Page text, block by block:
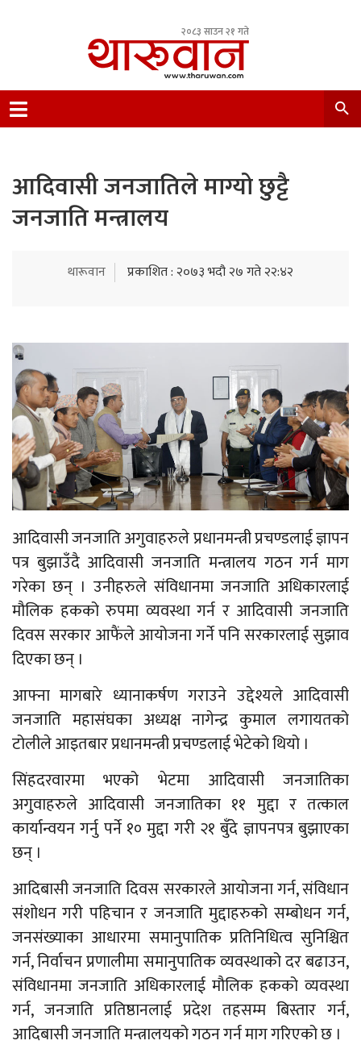
२०८३ साउन २१ गते
Nepal.
आदिवासी जनजातिले माग्यो छुट्टै
जनजाति मन्त्रालय
थारूवान प्रकाशित : २०७३ भदौ २७ गते २२:४२
आदिवासी जनजाति अगुवाहरुले प्रधानमन्त्री प्रचण्डलाई ज्ञापन
पत्र बुझाउँदै आदिवासी जनजाति मन्त्रालय गठन गर्न माग
गरेका छन् । उनीहरुले संविधानमा जनजाति अधिकारलाई
मौलिक हकको रुपमा व्यवस्था गर्न र आदिवासी जनजाति
दिवस सरकार आफैंले आयोजना गर्ने पनि सरकारलाई सुझाव
दिएका छन् ।
आफ्ना मागबारे ध्यानाकर्षण गराउने उद्देश्यले आदिवासी
जनजाति महासंघका अध्यक्ष नागेन्द्र कुमाल लगायतको
टोलीले आइतबार प्रधानमन्त्री प्रचण्डलाई भेटेको थियो ।
सिंहदरवारमा भएको भेटमा आदिवासी जनजातिका
अगुवाहरुले आदिवासी जनजातिका ११ मुद्दा र तत्काल
कार्यान्वयन गर्नु पर्ने १० मुद्दा गरी २१ बुँदे ज्ञापनपत्र बुझाएका
छन् ।
आदिबासी जनजाति दिवस सरकारले आयोजना गर्न, संविधान
संशोधन गरी पहिचान र जनजाति मुद्दाहरुको सम्बोधन गर्न,
जनसंख्याका आधारमा समानुपातिक प्रतिनिधित्व सुनिश्चित
गर्न, निर्वाचन प्रणालीमा समानुपातिक व्यवस्थाको दर बढाउन,
संविधानमा जनजाति अधिकारलाई मौलिक हकको व्यवस्था
गर्न, जनजाति प्रतिष्ठानलाई प्रदेश तहसम्म बिस्तार गर्न,
आदिबासी जनजाति मन्त्रालयको गठन गर्न माग गरिएको छ ।